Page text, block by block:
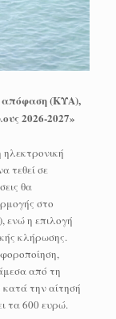
απόφαση (ΚΥΑ),
2026-2027»
τεθεί σε
θα
στο
ενώ η επιλογή
κλήρωσης.
από τη
κατά την αίτησή
τα 600 ευρώ.